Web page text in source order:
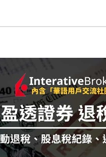
、ETH、LTC、BCH）可選